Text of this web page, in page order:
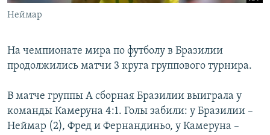
English
Все сайты Радио Азатутюн
Неймар
На чемпионате мира по футболу в Бразилии
продолжились матчи 3 круга группового турнира.
В матче группы А сборная Бразилии выиграла у
команды Камеруна 4:1. Голы забили: у Бразилии –
Неймар (2), Фред и Фернандиньо, у Камеруна –